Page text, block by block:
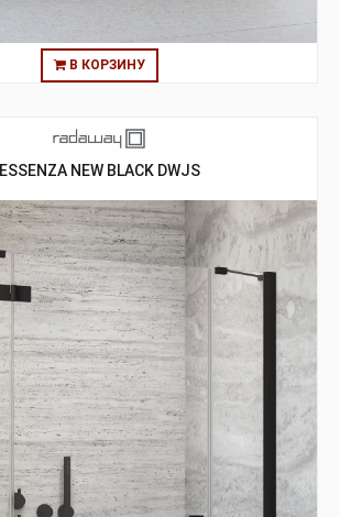
В КОРЗИНУ
ESSENZA NEW BLACK DWJS